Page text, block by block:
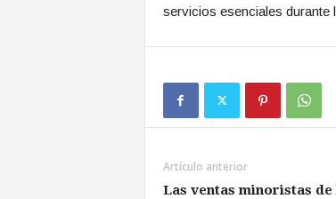
servicios esenciales durante
Artículo anterior
Las ventas minoristas de